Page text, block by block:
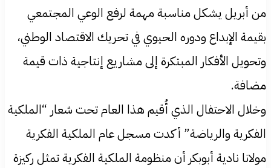
من أبريل يشكل مناسبة مهمة لرفع الوعي المجتمعي
بقيمة الإبداع ودوره الحيوي في تحريك الاقتصاد الوطني،
وتحويل الأفكار المبتكرة إلى مشاريع إنتاجية ذات قيمة
مضافة.
وخلال الاحتفال الذي أُقيم هذا العام تحت شعار “الملكية
الفكرية والرياضة” أكدت مسجل عام الملكية الفكرية
مولانا نادية أبوبكر أن منظومة الملكية الفكرية تمثل ركيزة